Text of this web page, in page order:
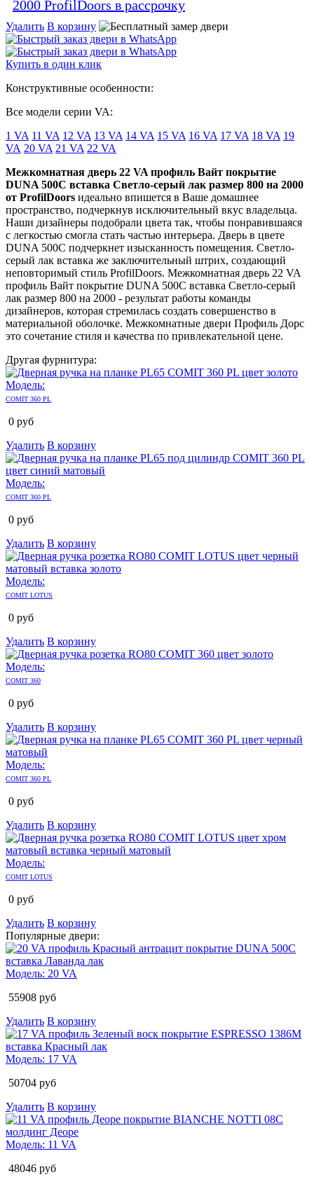
Удалить В корзину
Купить в один клик
Конструктивные особенности:
Все модели серии VA:
1 VA 11 VA 12 VA 13 VA 14 VA 15 VA 16 VA 17 VA 18 VA 19
VA 20 VA 21 VA 22 VA
Межкомнатная дверь 22 VA профиль Вайт покрытие
DUNA 500C вставка Светло-серый лак размер 800 на 2000
от ProfilDoors идеально впишется в Ваше домашнее
пространство, подчеркнув исключительный вкус владельца.
Наши дизайнеры подобрали цвета так, чтобы понравившаяся
с легкостью смогла стать частью интерьера. Дверь в цвете
DUNA 500C подчеркнет изысканность помещения. Светло-
серый лак вставка же заключительный штрих, создающий
неповторимый стиль ProfilDoors. Межкомнатная дверь 22 VA
профиль Вайт покрытие DUNA 500C вставка Светло-серый
лак размер 800 на 2000 - результат работы команды
дизайнеров, которая стремилась создать совершенство в
материальной оболочке. Межкомнатные двери Профиль Дорс
это сочетание стиля и качества по привлекательной цене.
Другая фурнитура:
Модель:
COMIT 360 PL
0 руб
Удалить В корзину
Модель:
COMIT 360 PL
0 руб
Удалить В корзину
Модель:
COMIT LOTUS
0 руб
Удалить В корзину
Модель:
COMIT 360
0 руб
Удалить В корзину
Модель:
COMIT 360 PL
0 руб
Удалить В корзину
Модель:
COMIT LOTUS
0 руб
Удалить В корзину
Популярные двери:
Модель: 20 VA
55908 руб
Удалить В корзину
Модель: 17 VA
50704 руб
Удалить В корзину
Модель: 11 VA
48046 руб